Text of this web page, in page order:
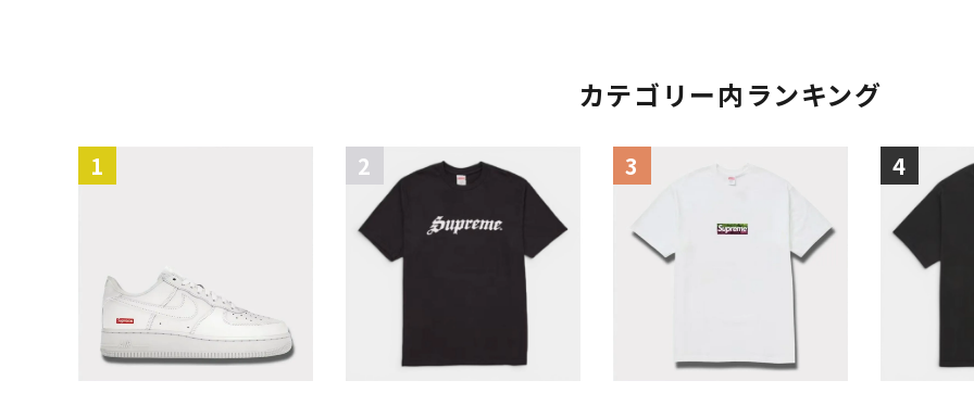
カテゴリー内ランキング